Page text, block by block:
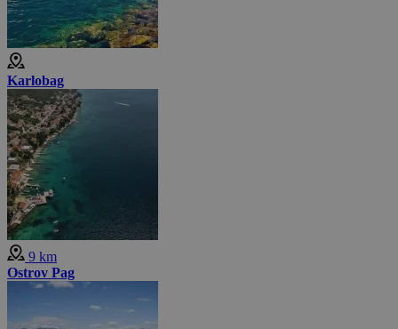
Karlobag
9 km
Ostrov Pag